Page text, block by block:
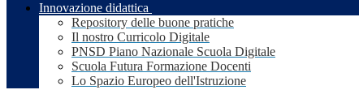
Innovazione didattica
Repository delle buone pratiche
Il nostro Curricolo Digitale
PNSD Piano Nazionale Scuola Digitale
Scuola Futura Formazione Docenti
Lo Spazio Europeo dell'Istruzione